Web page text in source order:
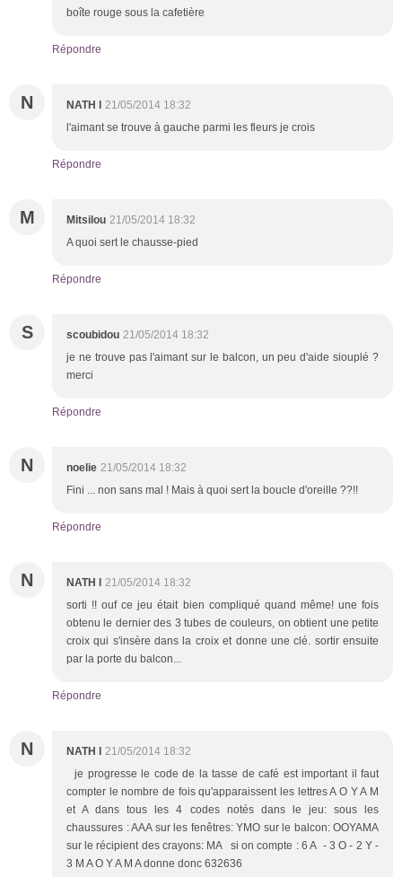
boîte rouge sous la cafetière
Répondre
N NATH l 21/05/2014 18:32
l'aimant se trouve à gauche parmi les fleurs je crois
Répondre
M Mitsilou 21/05/2014 18:32
A quoi sert le chausse-pied
Répondre
S scoubidou 21/05/2014 18:32
je ne trouve pas l'aimant sur le balcon, un peu d'aide siouplé ?
merci
Répondre
N noelie 21/05/2014 18:32
Fini ... non sans mal ! Mais à quoi sert la boucle d'oreille ??!!
Répondre
N NATH l 21/05/2014 18:32
sorti !! ouf ce jeu était bien compliqué quand même! une fois
obtenu le dernier des 3 tubes de couleurs, on obtient une petite
croix qui s'insère dans la croix et donne une clé. sortir ensuite
par la porte du balcon...
Répondre
N NATH l 21/05/2014 18:32
je progresse le code de la tasse de café est important il faut
compter le nombre de fois qu'apparaissent les lettres A O Y A M
et A dans tous les 4 codes notés dans le jeu: sous les
chaussures : AAA sur les fenêtres: YMO sur le balcon: OOYAMA
sur le récipient des crayons: MA si on compte : 6 A - 3 O - 2 Y -
3 M A O Y A M A donne donc 632636